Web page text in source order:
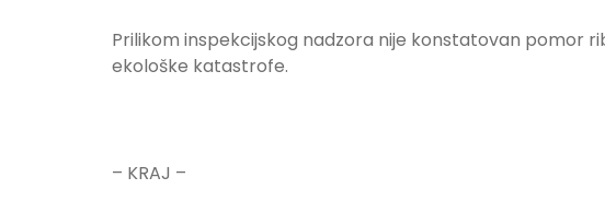
Prilikom inspekcijskog nadzora nije konstatovan pomor
ekološke katastrofe.
– KRAJ –